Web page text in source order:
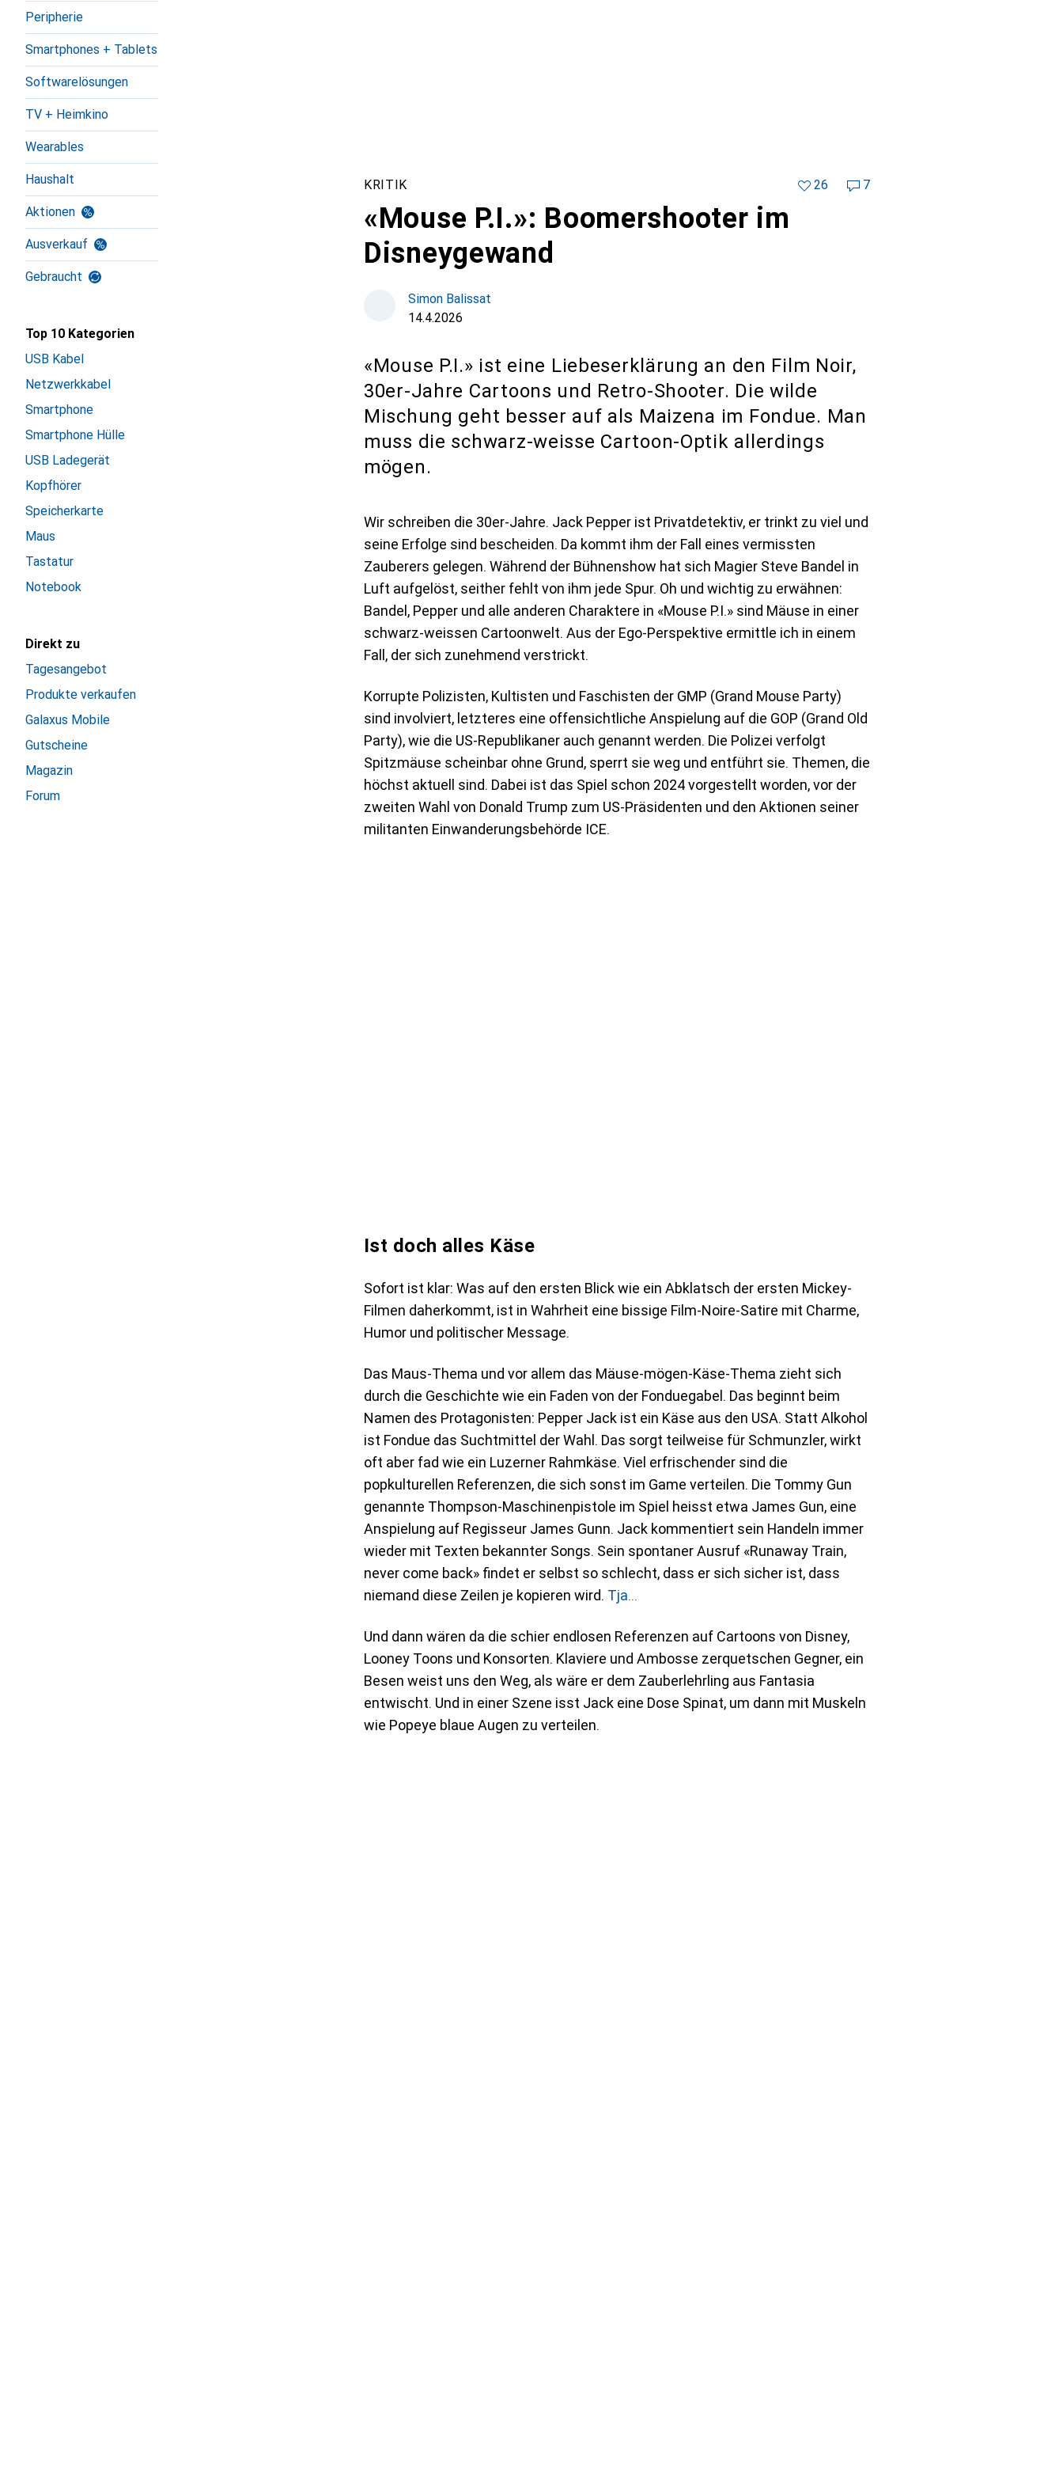
Peripherie
Smartphones + Tablets
Softwarelösungen
TV + Heimkino
Wearables
Haushalt
Aktionen
Ausverkauf
Gebraucht
Top 10 Kategorien
USB Kabel
Netzwerkkabel
Smartphone
Smartphone Hülle
USB Ladegerät
Kopfhörer
Speicherkarte
Maus
Tastatur
Notebook
Direkt zu
Tagesangebot
Produkte verkaufen
Galaxus Mobile
Gutscheine
Magazin
Forum
KRITIK 26 7
«Mouse P.I.»: Boomershooter im
Disneygewand
Simon Balissat
14.4.2026
«Mouse P.I.» ist eine Liebeserklärung an den Film Noir,
30er-Jahre Cartoons und Retro-Shooter. Die wilde
Mischung geht besser auf als Maizena im Fondue. Man
muss die schwarz-weisse Cartoon-Optik allerdings
mögen.
Wir schreiben die 30er-Jahre. Jack Pepper ist Privatdetektiv, er trinkt zu viel und
seine Erfolge sind bescheiden. Da kommt ihm der Fall eines vermissten
Zauberers gelegen. Während der Bühnenshow hat sich Magier Steve Bandel in
Luft aufgelöst, seither fehlt von ihm jede Spur. Oh und wichtig zu erwähnen:
Bandel, Pepper und alle anderen Charaktere in «Mouse P.I.» sind Mäuse in einer
schwarz-weissen Cartoonwelt. Aus der Ego-Perspektive ermittle ich in einem
Fall, der sich zunehmend verstrickt.
Korrupte Polizisten, Kultisten und Faschisten der GMP (Grand Mouse Party)
sind involviert, letzteres eine offensichtliche Anspielung auf die GOP (Grand Old
Party), wie die US-Republikaner auch genannt werden. Die Polizei verfolgt
Spitzmäuse scheinbar ohne Grund, sperrt sie weg und entführt sie. Themen, die
höchst aktuell sind. Dabei ist das Spiel schon 2024 vorgestellt worden, vor der
zweiten Wahl von Donald Trump zum US-Präsidenten und den Aktionen seiner
militanten Einwanderungsbehörde ICE.
Ist doch alles Käse
Sofort ist klar: Was auf den ersten Blick wie ein Abklatsch der ersten Mickey-
Filmen daherkommt, ist in Wahrheit eine bissige Film-Noire-Satire mit Charme,
Humor und politischer Message.
Das Maus-Thema und vor allem das Mäuse-mögen-Käse-Thema zieht sich
durch die Geschichte wie ein Faden von der Fonduegabel. Das beginnt beim
Namen des Protagonisten: Pepper Jack ist ein Käse aus den USA. Statt Alkohol
ist Fondue das Suchtmittel der Wahl. Das sorgt teilweise für Schmunzler, wirkt
oft aber fad wie ein Luzerner Rahmkäse. Viel erfrischender sind die
popkulturellen Referenzen, die sich sonst im Game verteilen. Die Tommy Gun
genannte Thompson-Maschinenpistole im Spiel heisst etwa James Gun, eine
Anspielung auf Regisseur James Gunn. Jack kommentiert sein Handeln immer
wieder mit Texten bekannter Songs. Sein spontaner Ausruf «Runaway Train,
never come back» findet er selbst so schlecht, dass er sich sicher ist, dass
niemand diese Zeilen je kopieren wird. Tja…
Und dann wären da die schier endlosen Referenzen auf Cartoons von Disney,
Looney Toons und Konsorten. Klaviere und Ambosse zerquetschen Gegner, ein
Besen weist uns den Weg, als wäre er dem Zauberlehrling aus Fantasia
entwischt. Und in einer Szene isst Jack eine Dose Spinat, um dann mit Muskeln
wie Popeye blaue Augen zu verteilen.